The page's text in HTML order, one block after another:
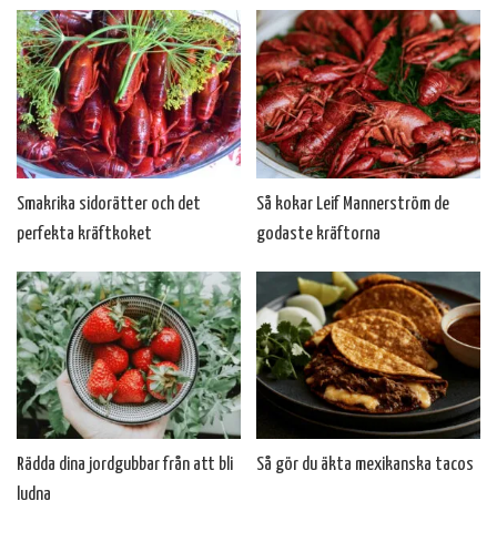
Smakrika sidorätter och det
perfekta kräftkoket
Så kokar Leif Mannerström de
godaste kräftorna
Rädda dina jordgubbar från att bli
ludna
Så gör du äkta mexikanska tacos